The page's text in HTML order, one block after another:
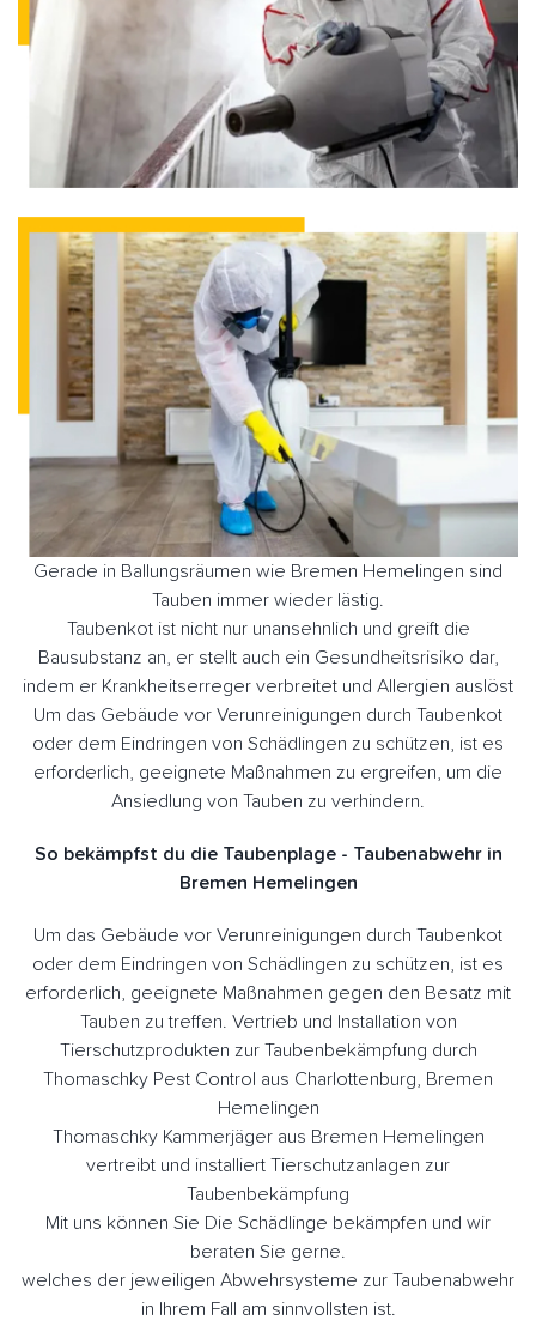
Gerade in Ballungsräumen wie Bremen Hemelingen sind
Tauben immer wieder lästig.
Taubenkot ist nicht nur unansehnlich und greift die
Bausubstanz an, er stellt auch ein Gesundheitsrisiko dar,
indem er Krankheitserreger verbreitet und Allergien auslöst
Um das Gebäude vor Verunreinigungen durch Taubenkot
oder dem Eindringen von Schädlingen zu schützen, ist es
erforderlich, geeignete Maßnahmen zu ergreifen, um die
Ansiedlung von Tauben zu verhindern.
So bekämpfst du die Taubenplage - Taubenabwehr in
Bremen Hemelingen
Um das Gebäude vor Verunreinigungen durch Taubenkot
oder dem Eindringen von Schädlingen zu schützen, ist es
erforderlich, geeignete Maßnahmen gegen den Besatz mit
Tauben zu treffen. Vertrieb und Installation von
Tierschutzprodukten zur Taubenbekämpfung durch
Thomaschky Pest Control aus Charlottenburg, Bremen
Hemelingen
Thomaschky Kammerjäger aus Bremen Hemelingen
vertreibt und installiert Tierschutzanlagen zur
Taubenbekämpfung
Mit uns können Sie Die Schädlinge bekämpfen und wir
beraten Sie gerne.
welches der jeweiligen Abwehrsysteme zur Taubenabwehr
in Ihrem Fall am sinnvollsten ist.